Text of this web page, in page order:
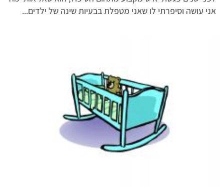
אני עושה וסיפרתי לו שאני מטפלת בבעיות שינה של ילדים...